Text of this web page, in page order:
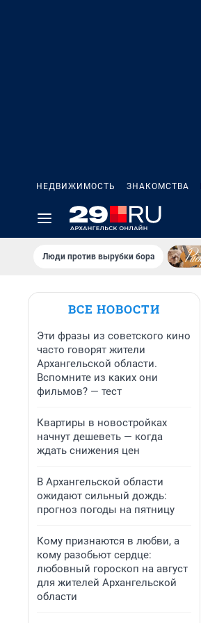
НЕДВИЖИМОСТЬ ЗНАКОМСТВА
Люди против вырубки бора
ВСЕ НОВОСТИ
Эти фразы из советского кино
часто говорят жители
Архангельской области.
Вспомните из каких они
фильмов? — тест
Квартиры в новостройках
начнут дешеветь — когда
ждать снижения цен
В Архангельской области
ожидают сильный дождь:
прогноз погоды на пятницу
Кому признаются в любви, а
кому разобьют сердце:
любовный гороскоп на август
для жителей Архангельской
области